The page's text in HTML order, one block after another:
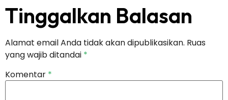
Tinggalkan Balasan
Alamat email Anda tidak akan dipublikasikan. Ruas
yang wajib ditandai *
Komentar *